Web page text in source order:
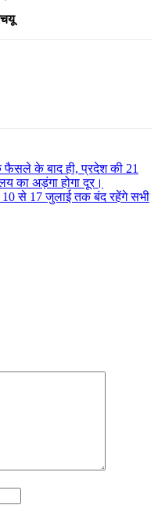
के बाद ही, प्रदेश की 21
का अड़ंगा होगा दूर।
10 से 17 जुलाई तक बंद रहेंगे सभी